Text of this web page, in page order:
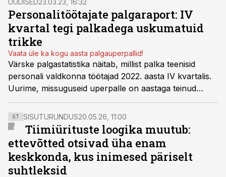
UUDISED23.03.23, 16:32
Personalitöötajate palgaraport: IV
kvartal tegi palkadega uskumatuid
trikke
Vaata üle ka kogu aasta palgauperpallid!
Värske palgastatistika näitab, millist palka teenisid
personali valdkonna töötajad 2022. aasta IV kvartalis.
Uurime, missuguseid uperpalle on aastaga teinud
keskmine palk ja mis suuna on võtnud palgalõhe.
ST SISUTURUNDUS20.05.26, 11:00
Tiimiürituste loogika muutub:
ettevõtted otsivad üha enam
keskkonda, kus inimesed päriselt
suhtleksid